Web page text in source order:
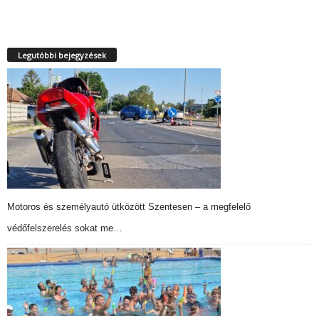
Legutóbbi bejegyzések
Motoros és személyautó ütközött Szentesen – a megfelelő
védőfelszerelés sokat me…